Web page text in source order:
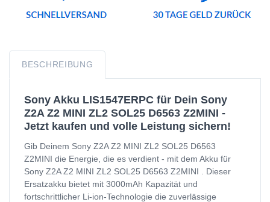
BESCHREIBUNG
Sony Akku LIS1547ERPC für Dein Sony
Z2A Z2 MINI ZL2 SOL25 D6563 Z2MINI -
Jetzt kaufen und volle Leistung sichern!
Gib Deinem Sony Z2A Z2 MINI ZL2 SOL25 D6563
Z2MINI die Energie, die es verdient - mit dem Akku für
Sony Z2A Z2 MINI ZL2 SOL25 D6563 Z2MINI . Dieser
Ersatzakku bietet mit 3000mAh Kapazität und
fortschrittlicher Li-ion-Technologie die zuverlässige